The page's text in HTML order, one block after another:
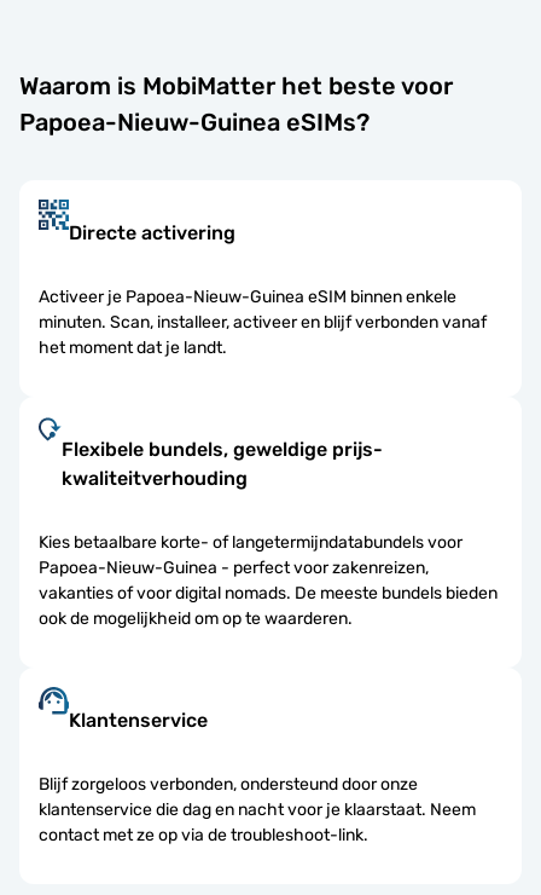
Waarom is MobiMatter het beste voor
Papoea-Nieuw-Guinea eSIMs?
Directe activering
Activeer je Papoea-Nieuw-Guinea eSIM binnen enkele
minuten. Scan, installeer, activeer en blijf verbonden vanaf
het moment dat je landt.
Flexibele bundels, geweldige prijs-
kwaliteitverhouding
Kies betaalbare korte- of langetermijndatabundels voor
Papoea-Nieuw-Guinea - perfect voor zakenreizen,
vakanties of voor digital nomads. De meeste bundels bieden
ook de mogelijkheid om op te waarderen.
Klantenservice
Blijf zorgeloos verbonden, ondersteund door onze
klantenservice die dag en nacht voor je klaarstaat. Neem
contact met ze op via de troubleshoot-link.